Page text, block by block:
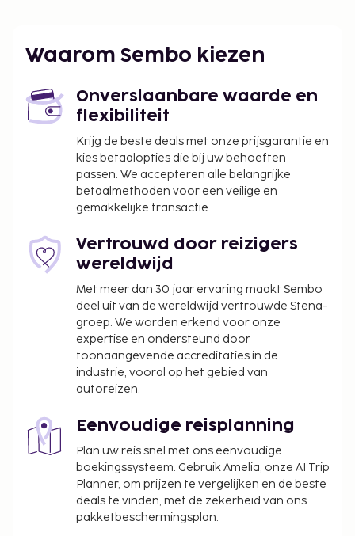
Vóór het inchecken dien je een borgsom van
We hebben alle kosten vermeld die de
accommodatie aan ons heeft doorgegeven.
In deze accommodatie zijn huisdieren en
assistentiedieren niet toegestaan.
Waarom Sembo kiezen
Onverslaanbare waarde en
flexibiliteit
Krijg de beste deals met onze prijsgarantie en
kies betaalopties die bij uw behoeften
passen. We accepteren alle belangrijke
betaalmethoden voor een veilige en
gemakkelijke transactie.
Vertrouwd door reizigers
wereldwijd
Met meer dan 30 jaar ervaring maakt Sembo
deel uit van de wereldwijd vertrouwde Stena-
groep. We worden erkend voor onze
expertise en ondersteund door
toonaangevende accreditaties in de
industrie, vooral op het gebied van
autoreizen.
Eenvoudige reisplanning
Plan uw reis snel met ons eenvoudige
boekingssysteem. Gebruik Amelia, onze AI Trip
Planner, om prijzen te vergelijken en de beste
deals te vinden, met de zekerheid van ons
pakketbeschermingsplan.